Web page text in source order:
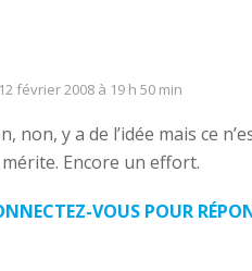
12 février 2008 à 19 h 50 min
non, y a de l’idée mais ce
Encore un effort.
VOUS POUR